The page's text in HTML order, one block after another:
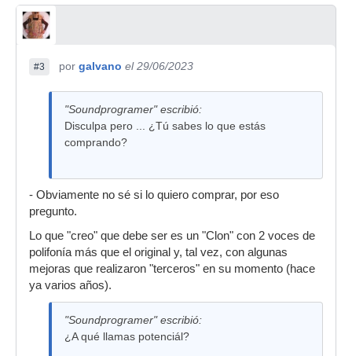
#3 por galvano el 29/06/2023
"Soundprogramer" escribió:
Disculpa pero ... ¿Tú sabes lo que estás
comprando?
- Obviamente no sé si lo quiero comprar, por eso
pregunto.
Lo que "creo" que debe ser es un "Clon" con 2 voces de
polifonía más que el original y, tal vez, con algunas
mejoras que realizaron "terceros" en su momento (hace
ya varios años).
"Soundprogramer" escribió:
¿A qué llamas potenciál?